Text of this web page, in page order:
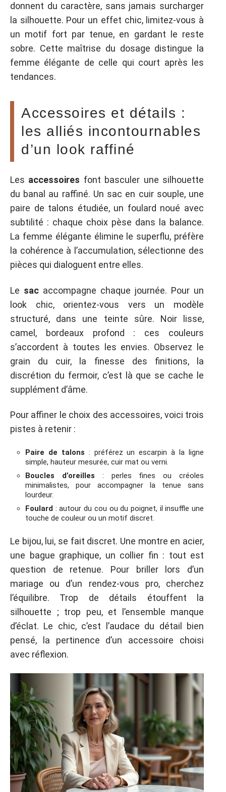
donnent du caractère, sans jamais surcharger
la silhouette. Pour un effet chic, limitez-vous à
un motif fort par tenue, en gardant le reste
sobre. Cette maîtrise du dosage distingue la
femme élégante de celle qui court après les
tendances.
Accessoires et détails :
les alliés incontournables
d’un look raffiné
Les accessoires font basculer une silhouette
du banal au raffiné. Un sac en cuir souple, une
paire de talons étudiée, un foulard noué avec
subtilité : chaque choix pèse dans la balance.
La femme élégante élimine le superflu, préfère
la cohérence à l’accumulation, sélectionne des
pièces qui dialoguent entre elles.
Le sac accompagne chaque journée. Pour un
look chic, orientez-vous vers un modèle
structuré, dans une teinte sûre. Noir lisse,
camel, bordeaux profond : ces couleurs
s’accordent à toutes les envies. Observez le
grain du cuir, la finesse des finitions, la
discrétion du fermoir, c’est là que se cache le
supplément d’âme.
Pour affiner le choix des accessoires, voici trois
pistes à retenir :
Paire de talons : préférez un escarpin à la ligne
simple, hauteur mesurée, cuir mat ou verni.
Boucles d’oreilles : perles fines ou créoles
minimalistes, pour accompagner la tenue sans
lourdeur.
Foulard : autour du cou ou du poignet, il insuffle une
touche de couleur ou un motif discret.
Le bijou, lui, se fait discret. Une montre en acier,
une bague graphique, un collier fin : tout est
question de retenue. Pour briller lors d’un
mariage ou d’un rendez-vous pro, cherchez
l’équilibre. Trop de détails étouffent la
silhouette ; trop peu, et l’ensemble manque
d’éclat. Le chic, c’est l’audace du détail bien
pensé, la pertinence d’un accessoire choisi
avec réflexion.